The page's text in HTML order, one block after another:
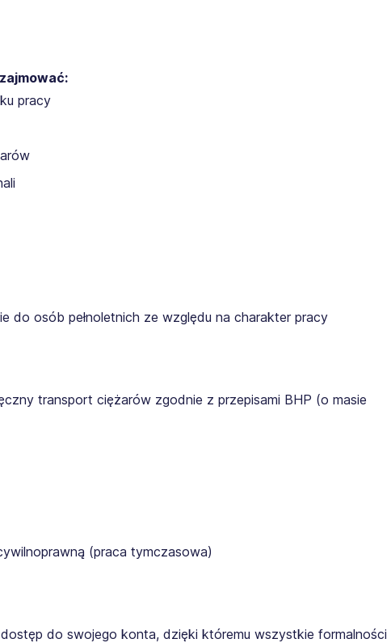
pracy
do osób pełnoletnich ze względu na charakter pracy
transport ciężarów zgodnie z przepisami BHP (o masie
(praca tymczasowa)
do swojego konta, dzięki któremu wszystkie formalności